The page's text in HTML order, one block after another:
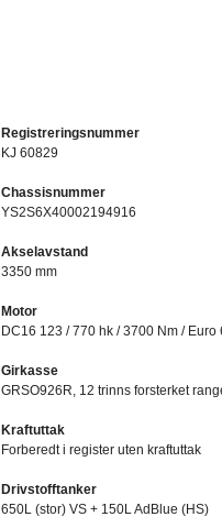
Registreringsnummer
KJ 60829​
Chassisnummer
YS2S6X40002194916
Akselavstand
3350 mm
Motor
DC16 123 / 770 hk / 3700 Nm / Euro
Girkasse
GRSO926R, 12 trinns forsterket
Kraftuttak
Forberedt i register uten kraftuttak
Drivstofftanker
650L (stor) VS + 150L AdBlue (HS)